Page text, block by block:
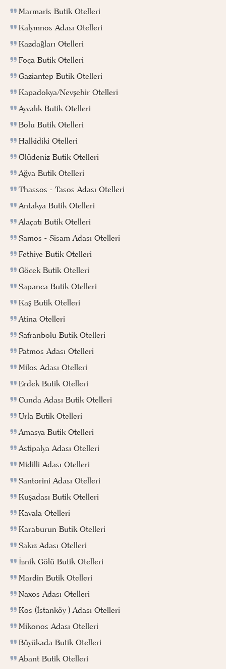
Marmaris Butik Otelleri
Kalymnos Adası Otelleri
Kazdağları Otelleri
Foça Butik Otelleri
Gaziantep Butik Otelleri
Kapadokya/Nevşehir Otelleri
Ayvalık Butik Otelleri
Bolu Butik Otelleri
Halkidiki Otelleri
Ölüdeniz Butik Otelleri
Ağva Butik Otelleri
Thassos - Tasos Adası Otelleri
Antakya Butik Otelleri
Alaçatı Butik Otelleri
Samos - Sisam Adası Otelleri
Fethiye Butik Otelleri
Göcek Butik Otelleri
Sapanca Butik Otelleri
Kaş Butik Otelleri
Atina Otelleri
Safranbolu Butik Otelleri
Patmos Adası Otelleri
Milos Adası Otelleri
Erdek Butik Otelleri
Cunda Adası Butik Otelleri
Urla Butik Otelleri
Amasya Butik Otelleri
Astipalya Adası Otelleri
Midilli Adası Otelleri
Santorini Adası Otelleri
Kuşadası Butik Otelleri
Kavala Otelleri
Karaburun Butik Otelleri
Sakız Adası Otelleri
İznik Gölü Butik Otelleri
Mardin Butik Otelleri
Naxos Adası Otelleri
Kos (İstanköy ) Adası Otelleri
Mikonos Adası Otelleri
Büyükada Butik Otelleri
Abant Butik Otelleri